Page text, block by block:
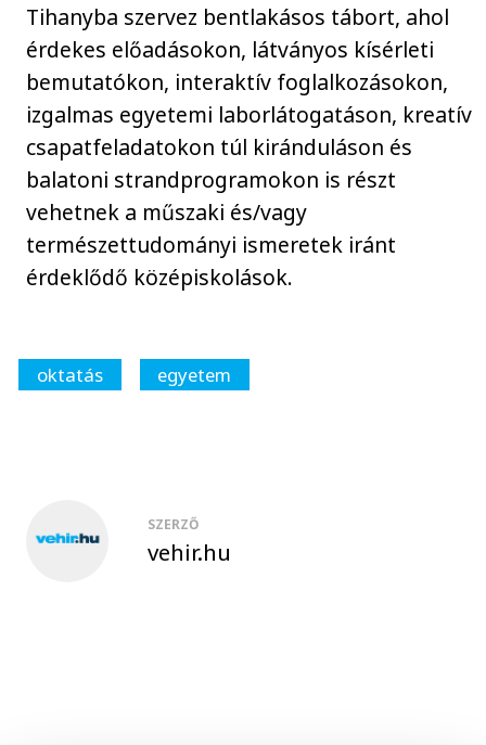
Tihanyba szervez bentlakásos tábort, ahol
érdekes előadásokon, látványos kísérleti
bemutatókon, interaktív foglalkozásokon,
izgalmas egyetemi laborlátogatáson, kreatív
csapatfeladatokon túl kiránduláson és
balatoni strandprogramokon is részt
vehetnek a műszaki és/vagy
természettudományi ismeretek iránt
érdeklődő középiskolások.
oktatás egyetem
SZERZŐ
vehir.hu